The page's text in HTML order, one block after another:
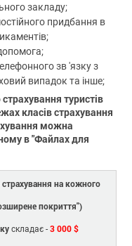
закладу;
придбання в
зв 'язку з
випадок та інше;
туристів
класів страхування
можна
в "Файлах для
на кожного
покриття")
складає -3 000 $